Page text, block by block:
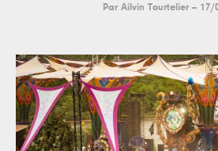
Par Ailvin Tourtelier -- 17/